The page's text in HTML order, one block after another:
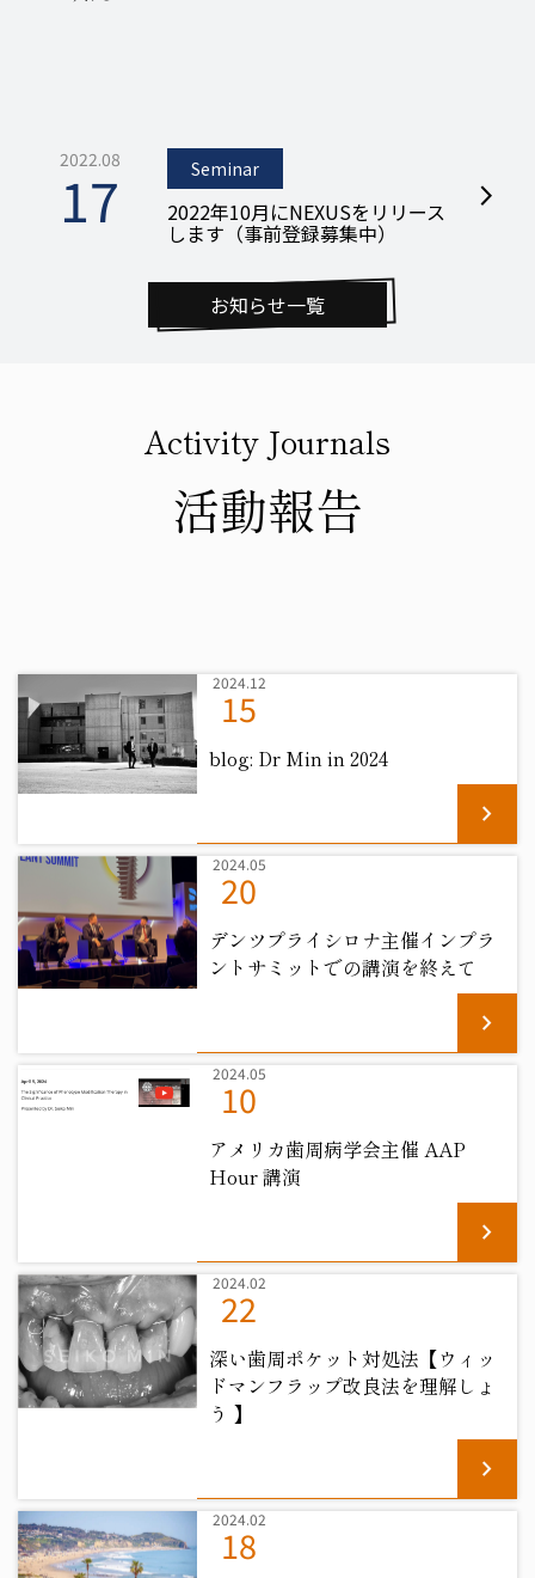
お知らせ一覧
2022.08
17 Seminar
2022年10月にNEXUSをリリース
します（事前登録募集中）
arrow_forward_ios
Activity Journals
活動報告
2024.12
15
blog: Dr Min in 2024
chevron_right
2024.05
20
デンツプライシロナ主催インプラ
ントサミットでの講演を終えて
chevron_right
2024.05
10
アメリカ歯周病学会主催 AAP
Hour 講演
chevron_right
2024.02
22
深い歯周ポケット対処法【ウィッ
ドマンフラップ改良法を理解しょ
う 】
chevron_right
2024.02
18